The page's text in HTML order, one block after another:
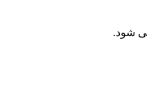
شود.